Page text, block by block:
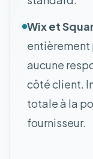
Wix et
entièrement
aucune
côté client.
totale à la
fournisseur.